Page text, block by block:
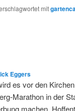
mit
Eggers
es vor den
Marathon in der
machen.